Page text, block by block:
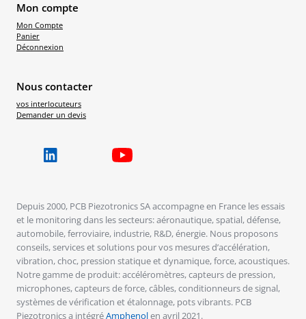
Mon compte
Mon Compte
Panier
Déconnexion
Nous contacter
vos interlocuteurs
Demander un devis
Depuis 2000, PCB Piezotronics SA accompagne en France les essais
et le monitoring dans les secteurs: aéronautique, spatial, défense,
automobile, ferroviaire, industrie, R&D, énergie. Nous proposons
conseils, services et solutions pour vos mesures d’accélération,
vibration, choc, pression statique et dynamique, force, acoustiques.
Notre gamme de produit: accéléromètres, capteurs de pression,
microphones, capteurs de force, câbles, conditionneurs de signal,
systèmes de vérification et étalonnage, pots vibrants. PCB
Piezotronics a intégréAmphenolen avril 2021.